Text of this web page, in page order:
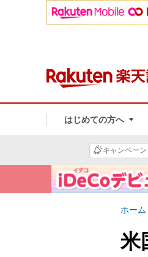
はじめての方へ
キャンペーン
ホーム
米